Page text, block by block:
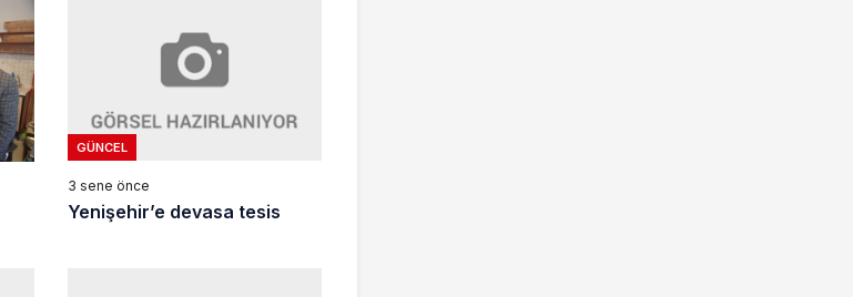
GÜNCEL
3 sene önce
Yenişehir’e devasa tesis